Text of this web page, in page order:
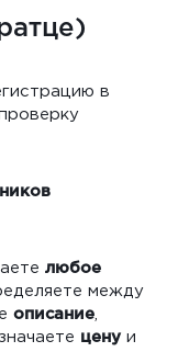
в
любое
между
описание
цену и